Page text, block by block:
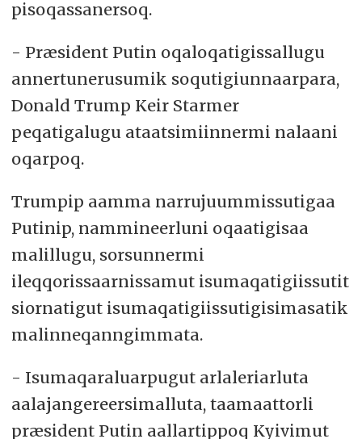
pisoqassanersoq.
- Præsident Putin oqaloqatigissallugu
annertunerusumik soqutigiunnaarpara,
Donald Trump Keir Starmer
peqatigalugu ataatsimiinnermi nalaani
oqarpoq.
Trumpip aamma narrujuummissutigaa
Putinip, nammineerluni oqaatigisaa
malillugu, sorsunnermi
ileqqorissaarnissamut isumaqatigiissutit
siornatigut isumaqatigiissutigisimasatik
malinneqanngimmata.
- Isumaqaraluarpugut arlaleriarluta
aalajangereersimalluta, taamaattorli
præsident Putin aallartippoq Kyivimut